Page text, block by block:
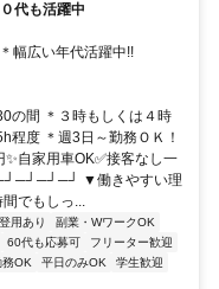
代も活躍中
幅広い年代活躍中!!
の間 ＊３時もしくは４時
程度 ＊週3日～勤務ＯＫ！
自家用車OK✅接客なし一
▼働きやすい理
でもしっ...
用あり
副業・WワークOK
60代も応募可
フリーター歓迎
務OK 平日のみOK
学生歓迎